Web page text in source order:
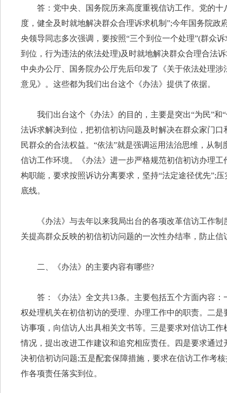
答：党中央、国务院历来高度重视信访工作。党的
度，健全及时就地解决群众合理诉求机制”;今年国务院
央领导同志多次强调，要按照“三个到位一个处理”(群众
到位，行为违法的依法处理)及时就地解决群众合理合法
中央办公厅、国务院办公厅先后印发了《关于依法处理
意见》。这些都为我们出台这个《办法》提供了依据。
我们出台这个《办法》的目的，主要是突出“为民”
法诉求解决到位，把初信初访问题及时解决在群众家门
民群众的合法权益。“依法”就是强调运用法治思维，从
信访工作环境。《办法》进一步严格规范初信初访办理
构职能，要求按照诉访分离要求，坚持“法定途径优先”;
底线。
《办法》与去年以来我局出台的各项改革信访工作
关提高群众反映的初信初访问题的一次性办结率，防止信
二、《办法》的主要内容有哪些?
答：《办法》全文共13条。主要包括五个方面内容
权处理机关在初信初访的受理、办理工作中的职责。二
访事项，向信访人出具相关文书等。三是要求对信访工
情况，提出改进工作建议和追究相应责任。四是要求通
决初信初访问题;五是配套保障措施，要求在信访工作考
作各项责任落实到位。